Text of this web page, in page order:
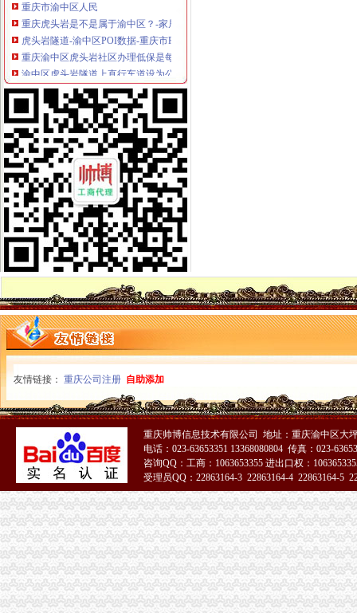
重庆虎头岩是不是属于渝中区？-家居装修互动问答
虎头岩隧道-渝中区POI数据-重庆市POI数据-中国POI数据
重庆渝中区虎头岩社区办理低保是每月的1-10号吗？-爱问知识人
渝中区虎头岩隧道上直行车道设为公交专用车道,并能通行的小车扣分
渝中区虎头岩虎歇路规划设计不合理,导致汽车噪音、喇叭声噪音污
期待渝中区为虎头岩健身步道（山城公园）修一个厕所-重庆网络
渝中虎头岩隧道口一汽车着火未造员伤亡_新浪重庆_新浪网
渝中区高九路大坪虎头岩黄荆社13号协信阿卡迪亚20栋1-1二手房价格-
渝中区虎头岩一工地凌晨仍在施工环保局依法查处_重庆频道_凤凰网
【渝中区虎头岩学车哪里？虎头岩考驾照快可分期的好驾校】价格_
现房！现房！渝中区虎头岩揽江雅苑小洋房在售！！！,渝中区经纬大
渝中区虎头岩交通便利临近商圈163万3房豪装家电齐全拎包入,重
渝中区大化路项目开工虎头岩将修道路直通化龙桥——人民网·重庆视
渝中区虎头岩一线江景叠拼送超大观江露台,您,值得拥有,重庆渝中
渝中区投入1000万元整虎头岩“污水瀑布”重庆新闻联播—
渝中区虎头岩总部城施工放致楼体破损-重庆网络问政平台
【重庆市渝中区石油路街道虎头岩社区居民委员会】重庆市渝中区石油
渝中区虎头岩转盘改造工程下月完工_城视网
高九路.虎头岩_渝中区租房_渝房网
重庆餐饮美食-重庆渝中区德渔府（虎头岩店）店铺-德渔府（虎头岩店
渝中区虎头岩隧道口一汽车着火扑救及时未造员伤亡-华龙网html5版
渝中区大化路项目开工年内虎头岩直通化龙桥[重庆]_土豆
大坪虎头岩渝中区车管所在哪里啊？-重庆摩友交流区-摩托车论坛-
重庆渝中区虎头岩---重庆九滨路（黄杨路24号）大鼎世纪滨江,鹅公
现房！现房！渝中区虎头岩揽江雅苑小洋房在售！,渝中区经纬大道虎
渝中交通要道虎头岩隧道至华村立交段明日封闭5小时_重庆频道_凤凰网
重庆新桥至渝中区虎头岩_百度知道
大坪虎头岩渝中区车管所在哪里啊？-重庆摩友交流区-摩托车论坛-
渝中区步道连通红岩村和虎头岩-重庆日报网
地址：重庆渝中区虎头岩中悦健身房（总部城旁边）_重庆吧_百度贴吧
渝中区民族路到虎头岩怎么走？-住哪网
渝中区长和路通车虎头岩隧道通行力缓解-重庆搜狐焦点
渝中区虎头岩转盘改造工程下月完工_房产资讯-黔江房天下
渝中区大化路项目开工虎头岩将修道路直通化龙桥--时政--人民网
重庆市渝中区佛图关公园虎头岩至大坪九坑子轻轨较~新线一期工程施
重庆出售：渝中区虎头岩转盘火锅一条街门面出售-重庆爱问分类
友情链接： 重庆公司注册 自助添加
重庆帅博信息技术有限公司 地址：重庆渝中区大
电话：023-63653351 13368080804 传真：023-
咨询QQ：工商：1063653355 进出口权：
受理员QQ：22863164-3 22863164-4 22863164-5
51La